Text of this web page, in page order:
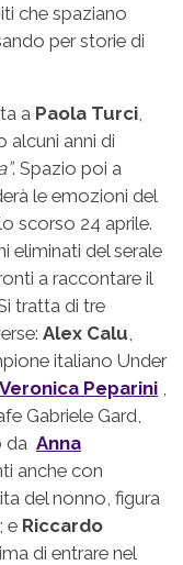
che spaziano
per storie di
a Paola Turci
alcuni anni di
. Spazio poi a
le emozioni del
scorso 24 aprile.
eliminati del serale
a raccontare il
tratta di tre
Alex Calu
italiano Under
Veronica Peparini
Gabriele Gard,
da Anna
anche con
del nonno, figura
e Riccardo
di entrare nel